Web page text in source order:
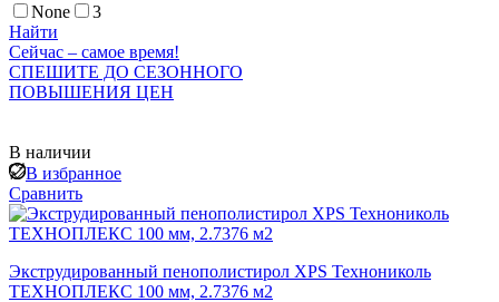
None
3
Найти
Сейчас – самое время!
СПЕШИТЕ ДО СЕЗОННОГО
ПОВЫШЕНИЯ ЦЕН
В наличии
В избранное
Сравнить
Экструдированный пенополистирол XPS Технониколь
ТЕХНОПЛЕКС 100 мм, 2.7376 м2